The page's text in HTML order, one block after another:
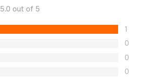
5.0 out of 5
1
0
0
0